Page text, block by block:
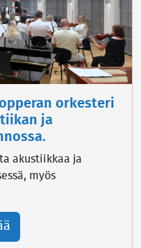
orkesteri
ja
akustiikkaa ja
myös